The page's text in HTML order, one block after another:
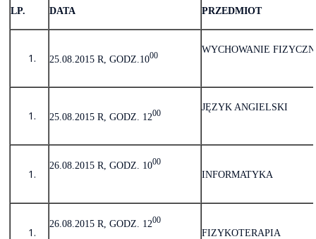
LP. DATA PRZEDMIOT
25.08.2015 R, GODZ.1000
WYCHOWANIE
25.08. 2015 R, GODZ. 1200
JĘZYK ANGIELSKI
26.08.2015 R, GODZ. 1000
INFORMATYKA
26.08.2015 R, GODZ. 1200
FIZYKOTERAPIA